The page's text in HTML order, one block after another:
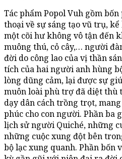
Tác phẩm Popol Vuh gồm
thoại về sự sáng tạo vũ trụ,
một cõi hư không vô tận đến
muông thú, cỏ cây,… người
đời do công lao của vị thần
tích của hai người anh hùng
lòng dũng cảm, lại được sự
muôn loài phù trợ đã diệt thù
dạy dân cách trồng trọt,
phúc cho con người. Phần ba
lịch sử người Quiché, những
những cuộc xung đột bên
bộ lạc xung quanh. Phần bốn